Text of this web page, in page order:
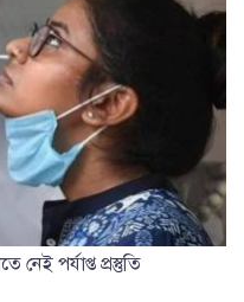
পর্যাপ্ত প্রস্তুতি